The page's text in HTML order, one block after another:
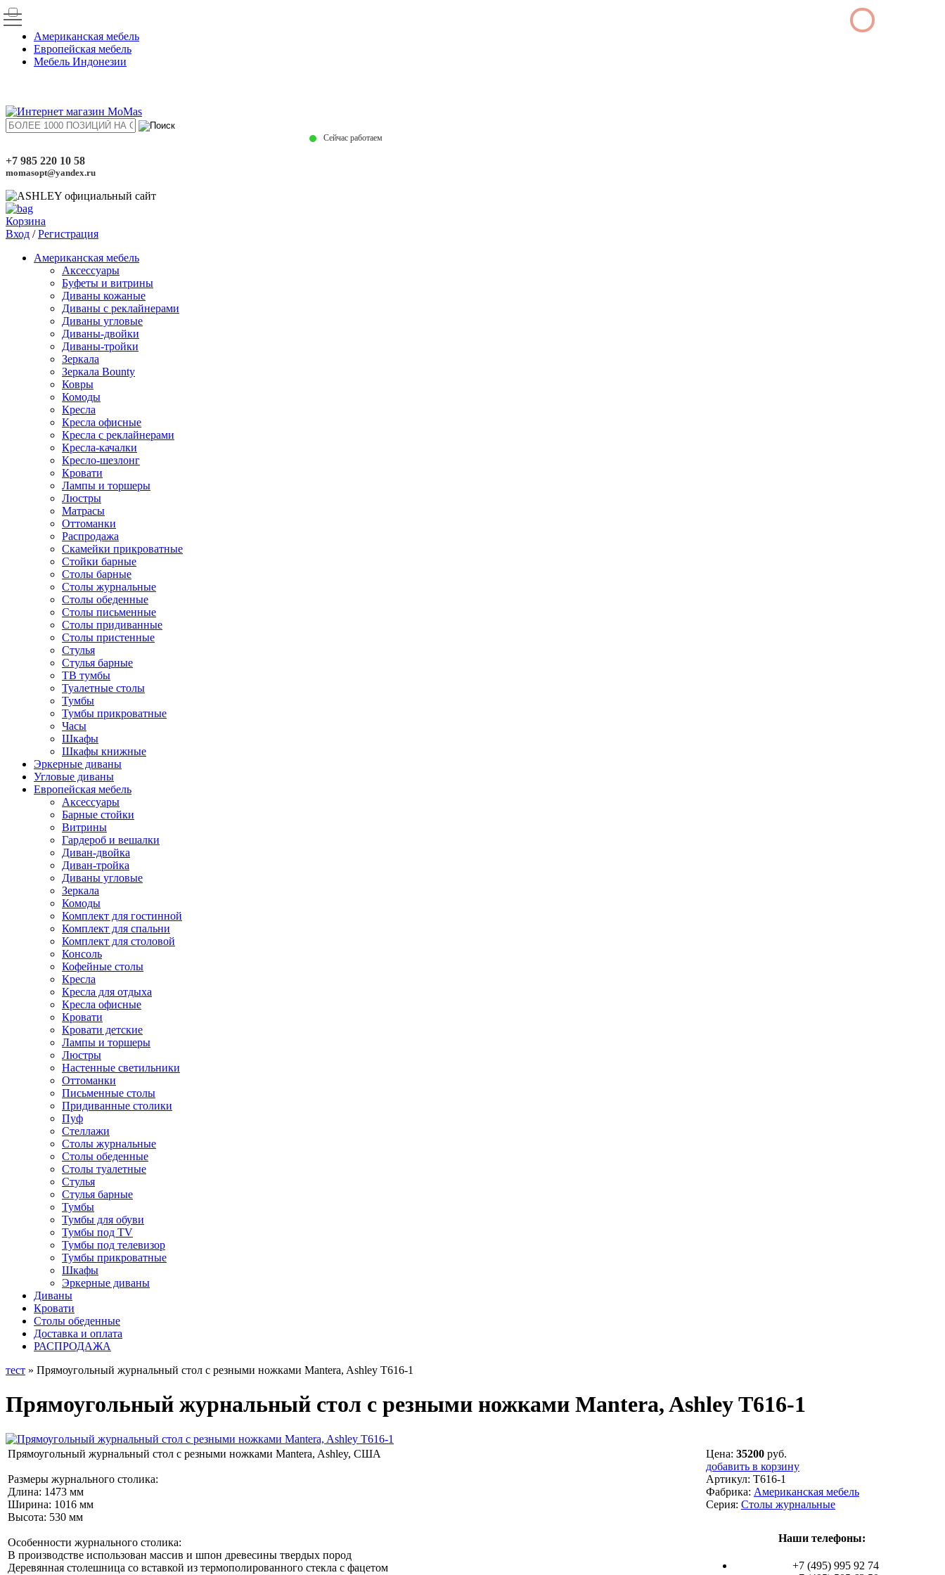
Американская мебель
Европейская мебель
Мебель Индонезии
Сейчас работаем
+7 985 220 10 58
momasopt@yandex.ru
Корзина
Вход /Регистрация
Американская мебель
Аксессуары
Буфеты и витрины
Диваны кожаные
Диваны с реклайнерами
Диваны угловые
Диваны-двойки
Диваны-тройки
Зеркала
Зеркала Bounty
Ковры
Комоды
Кресла
Кресла офисные
Кресла с реклайнерами
Кресла-качалки
Кресло-шезлонг
Кровати
Лампы и торшеры
Люстры
Матрасы
Оттоманки
Распродажа
Скамейки прикроватные
Стойки барные
Столы барные
Столы журнальные
Столы обеденные
Столы письменные
Столы придиванные
Столы пристенные
Стулья
Стулья барные
ТВ тумбы
Туалетные столы
Тумбы
Тумбы прикроватные
Часы
Шкафы
Шкафы книжные
Эркерные диваны
Угловые диваны
Европейская мебель
Аксессуары
Барные стойки
Витрины
Гардероб и вешалки
Диван-двойка
Диван-тройка
Диваны угловые
Зеркала
Комоды
Комплект для гостинной
Комплект для спальни
Комплект для столовой
Консоль
Кофейные столы
Кресла
Кресла для отдыха
Кресла офисные
Кровати
Кровати детские
Лампы и торшеры
Люстры
Настенные светильники
Оттоманки
Письменные столы
Придиванные столики
Пуф
Стеллажи
Столы журнальные
Столы обеденные
Столы туалетные
Стулья
Стулья барные
Тумбы
Тумбы для обуви
Тумбы под TV
Тумбы под телевизор
Тумбы прикроватные
Шкафы
Эркерные диваны
Диваны
Кровати
Столы обеденные
Доставка и оплата
РАСПРОДАЖА
тест » Прямоугольный журнальный стол с резными ножками Mantera, Ashley T616-1
Прямоугольный журнальный стол с резными ножками Mantera, Ashley T616-1
Прямоугольный журнальный стол с резными ножками Mantera, Ashley, США
Размеры журнального столика:
Длина: 1473 мм
Ширина: 1016 мм
Высота: 530 мм
Особенности журнального столика:
В производстве использован массив и шпон древесины твердых пород
Деревянная столешница со вставкой из термополированного стекла с фацетом
Цена: 35200 руб.
добавить в корзину
Артикул: T616-1
Фабрика: Американская мебель
Серия: Столы журнальные
Наши телефоны:
+7 (495) 995 92 74